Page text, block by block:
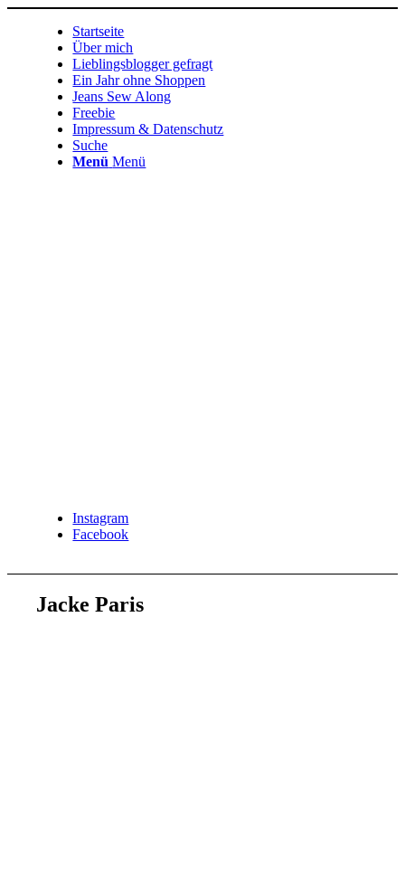
Startseite
Über mich
Lieblingsblogger gefragt
Ein Jahr ohne Shoppen
Jeans Sew Along
Freebie
Impressum & Datenschutz
Suche
Menü Menü
Instagram
Facebook
Jacke Paris